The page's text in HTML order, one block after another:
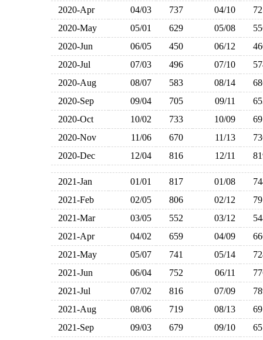
2020-Apr
04/03 737 04/10
2020-May
05/01 629 05/08
2020-Jun
06/05 450 06/12
2020-Jul
07/03 496 07/10
2020-Aug
08/07 583 08/14
2020-Sep
09/04 705 09/11
2020-Oct
10/02 733 10/09
2020-Nov
11/06 670 11/13
2020-Dec
12/04 816 12/11
2021-Jan 01/01 817 01/08
2021-Feb
02/05 806 02/12
2021-Mar
03/05 552 03/12
2021-Apr
04/02 659 04/09
2021-May
05/07 741 05/14
2021-Jun
06/04 752 06/11
2021-Jul
07/02 816 07/09
2021-Aug
08/06 719 08/13
2021-Sep
09/03 679 09/10